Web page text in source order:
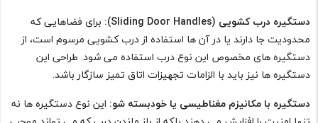
دستگیره درب کشویی (Sliding Door Handles):
برای فضاهایی که
محدودیت جا دارند یا در آن ها استفاده از درب کشویی مرسوم است، از
دستگیره های مخصوص این نوع درب استفاده می شود. طراحی این
دستگیره ها نیز باید با الزامات تجهیزات اتاق تمیز سازگار باشد.
دستگیره با مکانیزم مغناطیسی یا خودبسته شو: این نوع دستگیره ها نه